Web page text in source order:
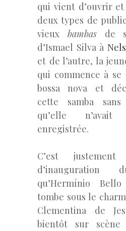
qui vient d’ouvrir
deux types de
vieux bambasde
d’Ismael Silva à
et de l’autre, la
qui commence à
bossa nova et
cette samba
qu’elle
enregistrée.
C’est
d’inauguration
qu’Hermínio
tombe sous le
Clementina de
bientôt sur